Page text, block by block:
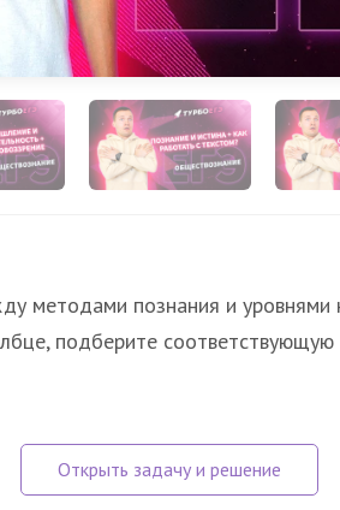
методами познания и уровнями
подберите